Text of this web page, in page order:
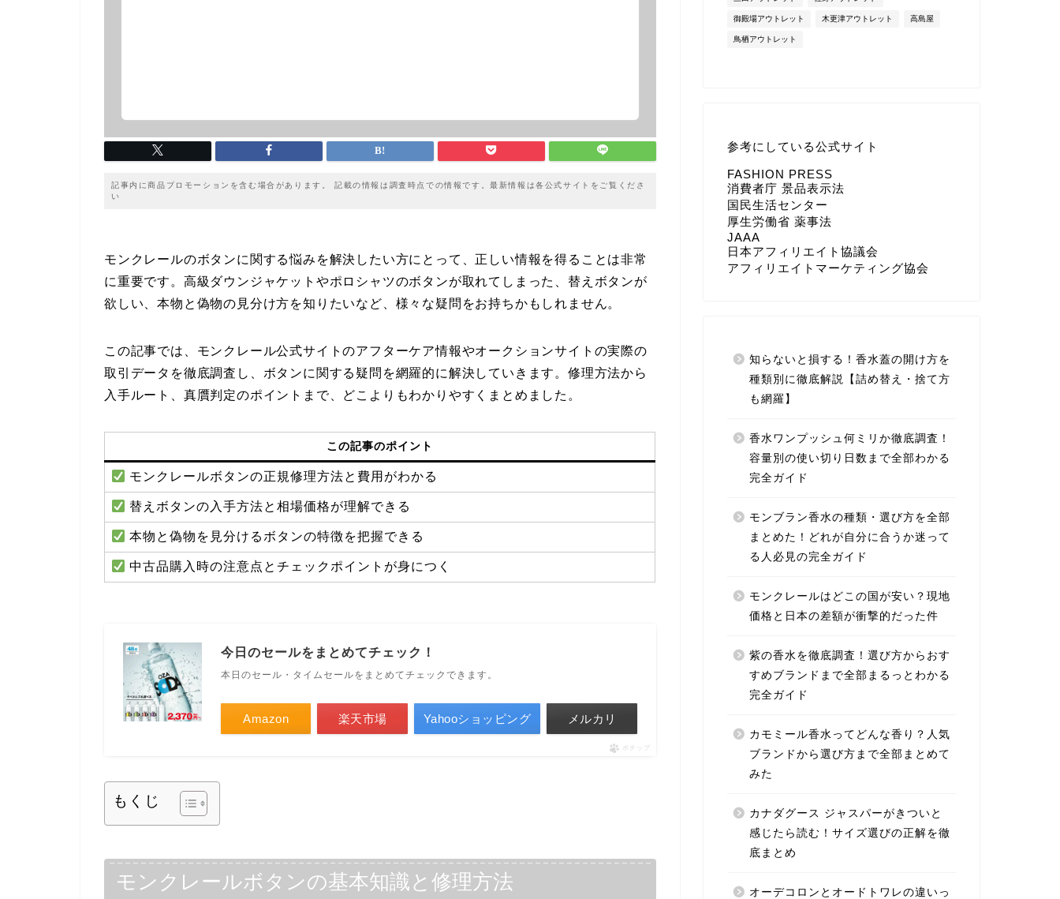
記事内に商品プロモーションを含む場合があります。 記載の情報は調査時点での情報です。最新情報は各公式サイトをご覧くださ
い
モンクレールのボタンに関する悩みを解決したい方にとって、正しい情報を得ることは非常
に重要です。高級ダウンジャケットやポロシャツのボタンが取れてしまった、替えボタンが
欲しい、本物と偽物の見分け方を知りたいなど、様々な疑問をお持ちかもしれません。
この記事では、モンクレール公式サイトのアフターケア情報やオークションサイトの実際の
取引データを徹底調査し、ボタンに関する疑問を網羅的に解決していきます。修理方法から
入手ルート、真贋判定のポイントまで、どこよりもわかりやすくまとめました。
この記事のポイント
モンクレールボタンの正規修理方法と費用がわかる
替えボタンの入手方法と相場価格が理解できる
本物と偽物を見分けるボタンの特徴を把握できる
中古品購入時の注意点とチェックポイントが身につく
今日のセールをまとめてチェック！
本日のセール・タイムセールをまとめてチェックできます。
Amazon 楽天市場 Yahooショッピング メルカリ
ポチップ
もくじ
モンクレールボタンの基本知識と修理方法
御殿場アウトレット 木更津アウトレット 高島屋
鳥栖アウトレット
参考にしている公式サイト
FASHION PRESS
消費者庁 景品表示法
国民生活センター
厚生労働省 薬事法
JAAA
日本アフィリエイト協議会
アフィリエイトマーケティング協会
知らないと損する！香水蓋の開け方を
種類別に徹底解説【詰め替え・捨て方
も網羅】
香水ワンプッシュ何ミリか徹底調査！
容量別の使い切り日数まで全部わかる
完全ガイド
モンブラン香水の種類・選び方を全部
まとめた！どれが自分に合うか迷って
る人必見の完全ガイド
モンクレールはどこの国が安い？現地
価格と日本の差額が衝撃的だった件
紫の香水を徹底調査！選び方からおす
すめブランドまで全部まるっとわかる
完全ガイド
カモミール香水ってどんな香り？人気
ブランドから選び方まで全部まとめて
みた
カナダグース ジャスパーがきついと
感じたら読む！サイズ選びの正解を徹
底まとめ
オーデコロンとオードトワレの違いっ